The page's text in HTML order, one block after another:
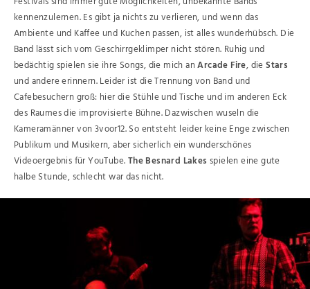
kennenzulernen. Es gibt ja nichts zu verlieren, und wenn das
Ambiente und Kaffee und Kuchen passen, ist alles wunderhübsch. Die
Band lässt sich vom Geschirrgeklimper nicht stören. Ruhig und
bedächtig spielen sie ihre Songs, die mich anArcade Fire, dieStars
und andere erinnern. Leider ist die Trennung von Band und
Cafebesuchern groß: hier die Stühle und Tische und im anderen Eck
des Raumes die improvisierte Bühne. Dazwischen wuseln die
Kameramänner von 3voor12. So entsteht leider keine Enge zwischen
Publikum und Musikern, aber sicherlich ein wunderschönes
Videoergebnis für YouTube.The Besnard Lakes spielen eine gute
halbe Stunde, schlecht war das nicht.